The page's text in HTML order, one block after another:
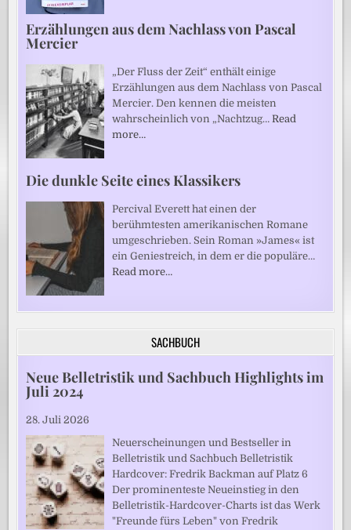
Erzählungen aus dem Nachlass von Pascal
Mercier
„Der Fluss der Zeit“ enthält einige
Erzählungen aus dem Nachlass von Pascal
Mercier. Den kennen die meisten
wahrscheinlich von „Nachtzug…Read
more…
Die dunkle Seite eines Klassikers
Percival Everett hat einen der
berühmtesten amerikanischen Romane
umgeschrieben. Sein Roman »James« ist
ein Geniestreich, in dem er die populäre…
Read more…
SACHBUCH
Neue Belletristik und Sachbuch Highlights im
Juli 2024
28. Juli 2026
Neuerscheinungen und Bestseller in
Belletristik und Sachbuch Belletristik
Hardcover: Fredrik Backman auf Platz 6
Der prominenteste Neueinstieg in den
Belletristik-Hardcover-Charts ist das Werk
"Freunde fürs Leben" von Fredrik